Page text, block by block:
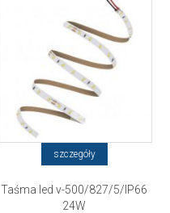
szczegóły
Taśma led v-500/827/5/IP66
24W